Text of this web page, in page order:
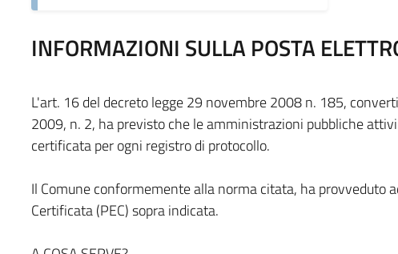
INFORMAZIONI SULLA POSTA
L'art. 16 del decreto legge 29 novembre 2008 n. 185,
2009, n. 2, ha previsto che le amministrazioni pubbliche
certificata per ogni registro di protocollo.
Il Comune conformemente alla norma citata, ha provveduto
Certificata (PEC) sopra indicata.